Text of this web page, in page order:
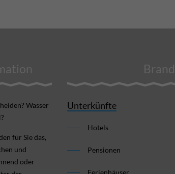
Wasser
für Sie das,
und
oder
Unterkünfte
Hotels
Pensionen
Ferienhäuser